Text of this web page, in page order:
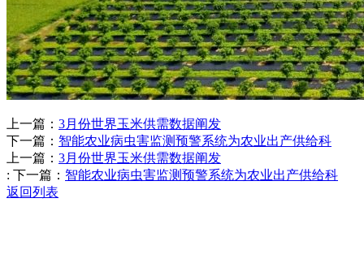
上一篇： 3月份世界玉米供需数据阐发
下一篇： 智能农业病虫害监测预警系统为农业出产供给科
上一篇： 3月份世界玉米供需数据阐发
: 下一篇： 智能农业病虫害监测预警系统为农业出产供给科
返回列表